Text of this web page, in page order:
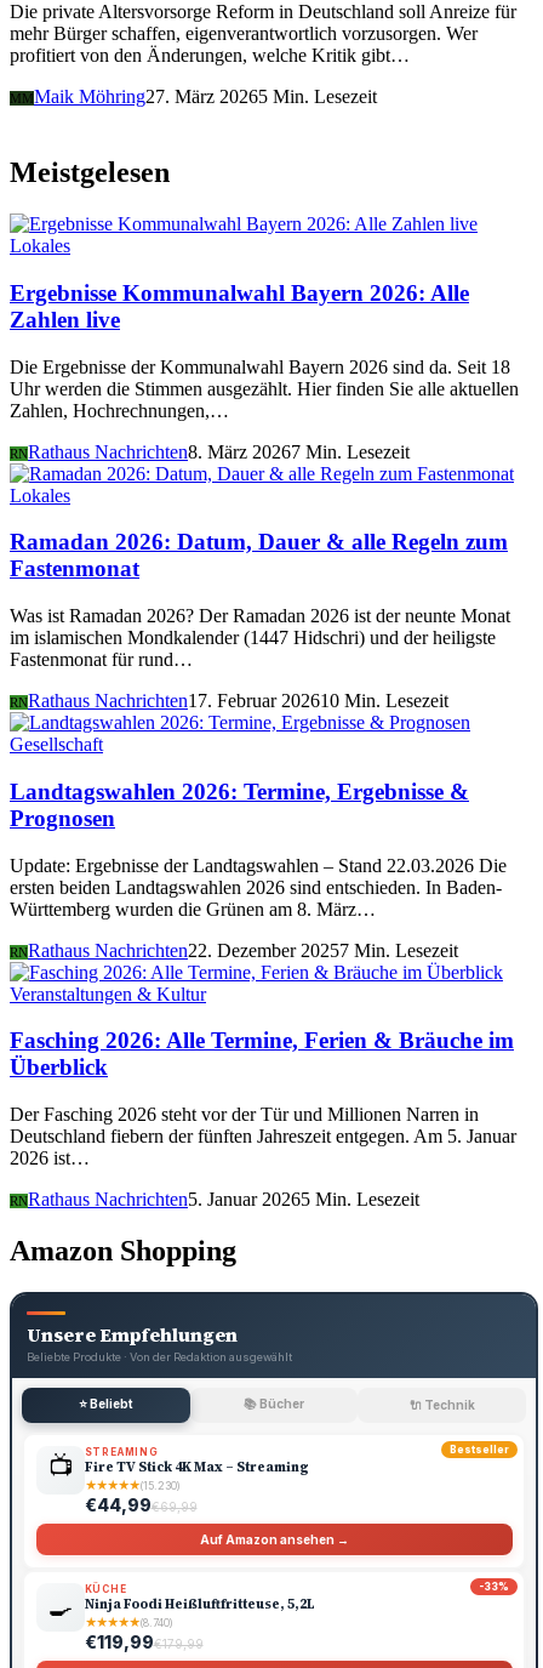
Die private Altersvorsorge Reform in Deutschland soll Anreize für
mehr Bürger schaffen, eigenverantwortlich vorzusorgen. Wer
profitiert von den Änderungen, welche Kritik gibt…
MM Maik Möhring27. März 20265 Min. Lesezeit
Meistgelesen
Lokales
Ergebnisse Kommunalwahl Bayern 2026: Alle
Zahlen live
Die Ergebnisse der Kommunalwahl Bayern 2026 sind da. Seit 18
Uhr werden die Stimmen ausgezählt. Hier finden Sie alle aktuellen
Zahlen, Hochrechnungen,…
RNRathaus Nachrichten8. März 20267 Min. Lesezeit
Lokales
Ramadan 2026: Datum, Dauer & alle Regeln zum
Fastenmonat
Was ist Ramadan 2026? Der Ramadan 2026 ist der neunte Monat
im islamischen Mondkalender (1447 Hidschri) und der heiligste
Fastenmonat für rund…
RNRathaus Nachrichten17. Februar 202610 Min. Lesezeit
Gesellschaft
Landtagswahlen 2026: Termine, Ergebnisse &
Prognosen
Update: Ergebnisse der Landtagswahlen – Stand 22.03.2026 Die
ersten beiden Landtagswahlen 2026 sind entschieden. In Baden-
Württemberg wurden die Grünen am 8. März…
RNRathaus Nachrichten22. Dezember 20257 Min. Lesezeit
Veranstaltungen & Kultur
Fasching 2026: Alle Termine, Ferien & Bräuche im
Überblick
Der Fasching 2026 steht vor der Tür und Millionen Narren in
Deutschland fiebern der fünften Jahreszeit entgegen. Am 5. Januar
2026 ist…
RNRathaus Nachrichten5. Januar 20265 Min. Lesezeit
Amazon Shopping
Unsere Empfehlungen
Beliebte Produkte · Von der Redaktion ausgewählt
⭐ Beliebt 📚 Bücher 🔌 Technik
Bestseller
📺 STREAMING
Fire TV Stick 4K Max – Streaming
★★★★★(15.230)
€44,99€69,99
Auf Amazon ansehen →
-33%
🍳
KÜCHE
Ninja Foodi Heißluftfritteuse, 5,2L
★★★★★(8.740)
€119,99€179,99